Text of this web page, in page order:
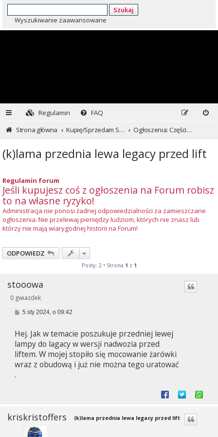
Szukaj
Wyszukiwanie zaawansowane
Regulamin
FAQ
Strona główna
Kupię/Sprzedam Subaru i nie tylko... Ogłoszenia: Części i inne
(k)lama przednia lewa legacy przed lift
Regulamin forum
Jeśli kupujesz coś z ogłoszenia na Forum robisz
to na własne ryzyko!
Administracja nie ponosi żadnej odpowiedzialności za zamieszczane
ogłoszenia. Nie przelewaj pieniędzy ludziom, których nie znasz lub
którzy nie mają wiarygodnej historii na Forum!
ODPOWIEDZ
Posty: 2 • Strona 1 z 1
stooowa
0 gwiazdek
P
t
5 sty 2024, o 09:42
Hej. Jak w temacie poszukuje przedniej lewej
lampy do lagacy w wersji nadwozia przed
liftem. W mojej stopiło się mocowanie żarówki
wraz z obudową i już nie można tego uratować
.
kriskristoffers (k)lama przednia lewa legacy przed lift